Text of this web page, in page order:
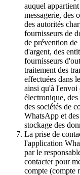
auquel
messagerie, des
des autorités
fournisseurs de
de prévention
d'argent, des
fournisseurs
traitement des
effectuées dans
ainsi qu'à l'envoi
électronique,
des sociétés de
WhatsApp et
stockage des
La prise de
l'application
par le
contacter pour
compte (compte